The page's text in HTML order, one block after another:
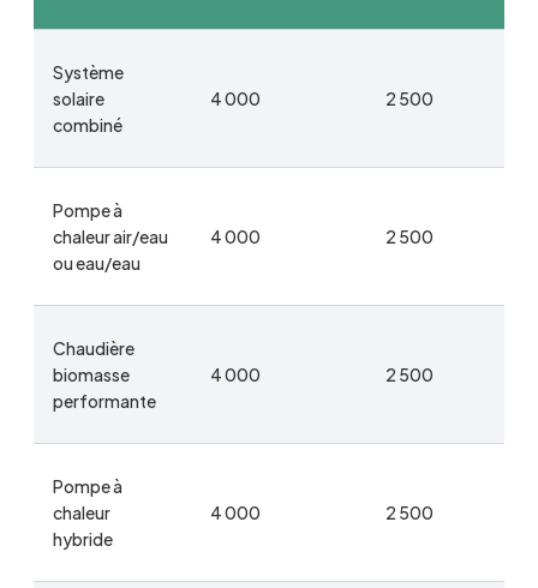
Système
solaire
combiné
4 000 2 500
Pompe à
chaleur air/eau
ou eau/eau
4 000 2 500
Chaudière
biomasse
performante
4 000 2 500
Pompe à
chaleur
hybride
4 000 2 500